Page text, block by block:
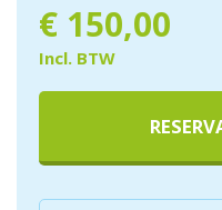
€ 150,00
Incl. BTW